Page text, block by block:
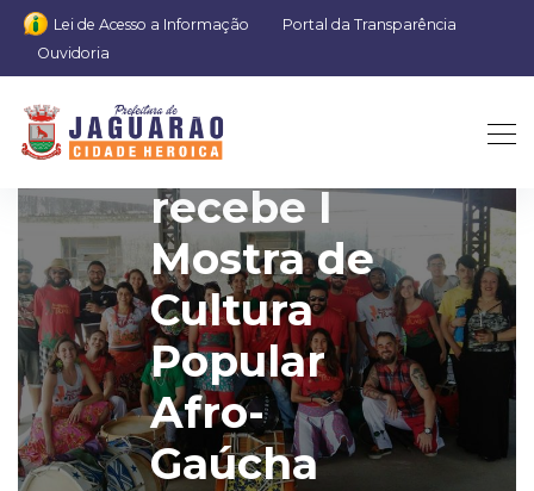
Lei de Acesso a Informação
Portal da Transparência
Ouvidoria
Jaguarão
recebe I
Mostra de
Cultura
Popular
Afro-
Gaúcha